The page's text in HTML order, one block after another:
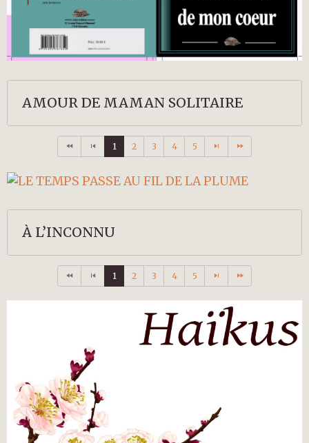
AMOUR DE MAMAN SOLITAIRE
1 2 3 4 5
À L’INCONNU
1 2 3 4 5